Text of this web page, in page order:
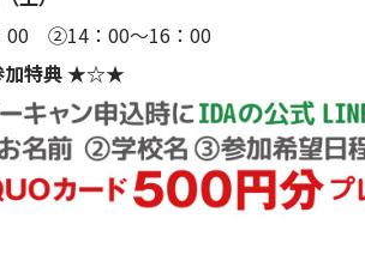
00 ②14：00～16：00
特典 ★☆★